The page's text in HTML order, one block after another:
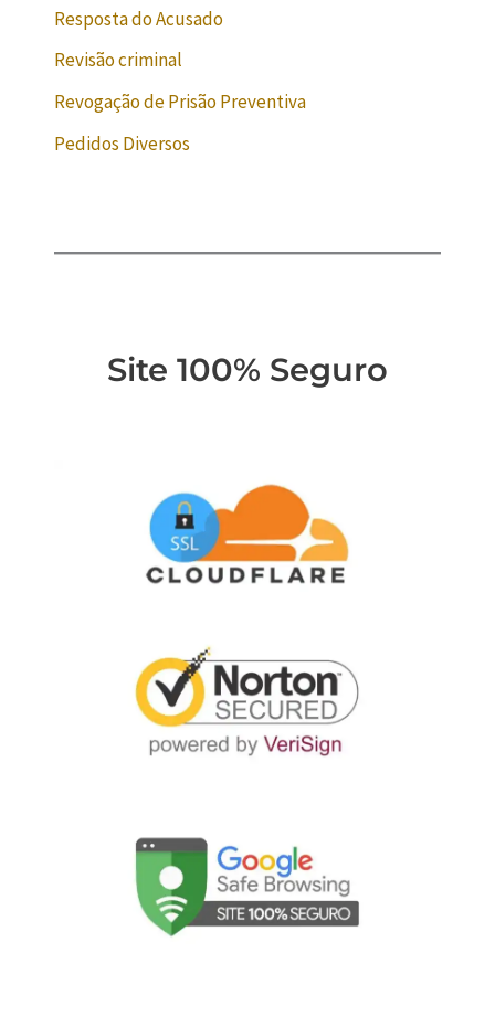
Resposta do Acusado
Revisão criminal
Revogação de Prisão Preventiva
Pedidos Diversos
Site 100% Seguro